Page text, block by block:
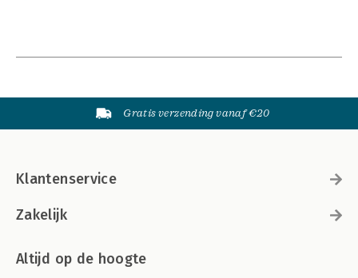
Gratis verzending vanaf €20
Klantenservice
Zakelijk
Altijd op de hoogte